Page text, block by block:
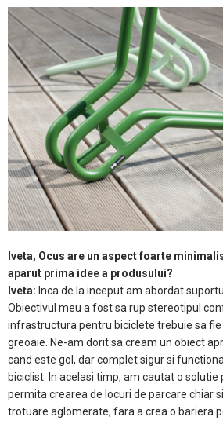
Iveta, Ocus are un aspect foarte
aparut prima idee a produsului?
Iveta: Inca de la inceput am abordat
Obiectivul meu a fost sa rup stereotipul
infrastructura pentru biciclete trebuie sa fie
greoaie. Ne-am dorit sa cream un obiect
cand este gol, dar complet sigur si
biciclist. In acelasi timp, am cautat o solutie
permita crearea de locuri de parcare chiar
trotuare aglomerate, fara a crea o bariera